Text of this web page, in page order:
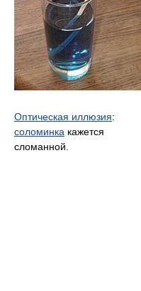
Оптическая иллюзия:
соломинка кажется
сломанной.